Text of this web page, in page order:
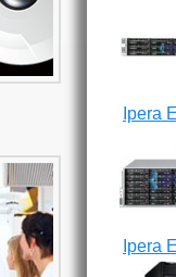
Ipera
Ipera